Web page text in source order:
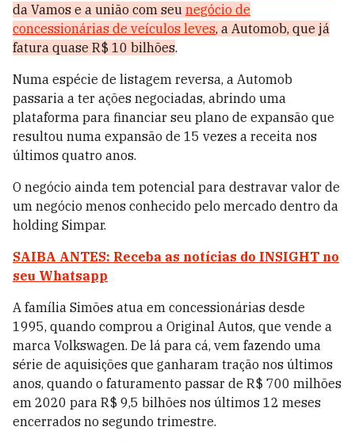
da Vamos e a união com seu negócio de
concessionárias de veículos leves, a Automob, que já
fatura quase R$ 10 bilhões.
Numa espécie de listagem reversa, a Automob
passaria a ter ações negociadas, abrindo uma
plataforma para financiar seu plano de expansão que
resultou numa expansão de 15 vezes a receita nos
últimos quatro anos.
O negócio ainda tem potencial para destravar valor de
um negócio menos conhecido pelo mercado dentro da
holding Simpar.
SAIBA ANTES: Receba as notícias do INSIGHT no
seu Whatsapp
A família Simões atua em concessionárias desde
1995, quando comprou a Original Autos, que vende a
marca Volkswagen. De lá para cá, vem fazendo uma
série de aquisições que ganharam tração nos últimos
anos, quando o faturamento passar de R$ 700 milhões
em 2020 para R$ 9,5 bilhões nos últimos 12 meses
encerrados no segundo trimestre.